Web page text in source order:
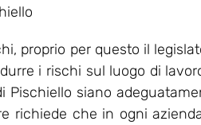
proprio per questo il
i rischi sul luogo di
Pischiello siano
richiede che in ogni